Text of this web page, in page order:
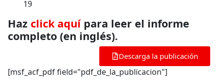
19
Haz click aquípara leer el informe
completo (en inglés).
Descarga la publicación
[msf_acf_pdf field="pdf_de_la_publicacion"]